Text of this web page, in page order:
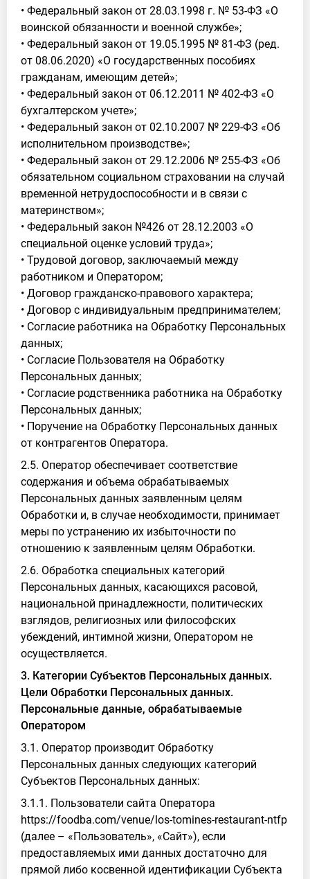
• Федеральный закон от 28.03.1998 г. № 53-ФЗ «О
воинской обязанности и военной службе»;
• Федеральный закон от 19.05.1995 № 81-ФЗ (ред.
от 08.06.2020) «О государственных пособиях
гражданам, имеющим детей»;
• Федеральный закон от 06.12.2011 № 402-ФЗ «О
бухгалтерском учете»;
• Федеральный закон от 02.10.2007 № 229-ФЗ «Об
исполнительном производстве»;
• Федеральный закон от 29.12.2006 № 255-ФЗ «Об
обязательном социальном страховании на случай
временной нетрудоспособности и в связи с
материнством»;
• Федеральный закон №426 от 28.12.2003 «О
специальной оценке условий труда»;
• Трудовой договор, заключаемый между
работником и Оператором;
• Договор гражданско-правового характера;
• Договор с индивидуальным предпринимателем;
• Согласие работника на Обработку Персональных
данных;
• Согласие Пользователя на Обработку
Персональных данных;
• Согласие родственника работника на Обработку
Персональных данных;
• Поручение на Обработку Персональных данных
от контрагентов Оператора.
2.5. Оператор обеспечивает соответствие
содержания и объема обрабатываемых
Персональных данных заявленным целям
Обработки и, в случае необходимости, принимает
меры по устранению их избыточности по
отношению к заявленным целям Обработки.
2.6. Обработка специальных категорий
Персональных данных, касающихся расовой,
национальной принадлежности, политических
взглядов, религиозных или философских
убеждений, интимной жизни, Оператором не
осуществляется.
3. Категории Субъектов Персональных данных.
Цели Обработки Персональных данных.
Персональные данные, обрабатываемые
Оператором
3.1. Оператор производит Обработку
Персональных данных следующих категорий
Субъектов Персональных данных:
3.1.1. Пользователи сайта Оператора
https://foodba.com/venue/los-tomines-restaurant-ntfp
(далее – «Пользователь», «Сайт»), если
предоставляемых ими данных достаточно для
прямой либо косвенной идентификации Субъекта